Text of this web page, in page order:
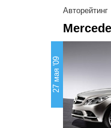
Авторейтинг
27 мая '09